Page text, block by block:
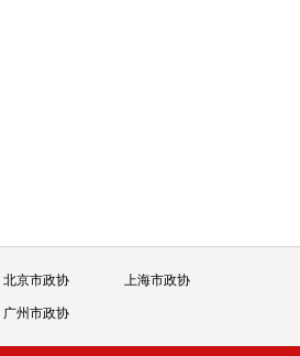
北京市政协 上海市政协
广州市政协